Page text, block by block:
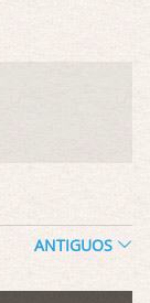
ANTIGUOS